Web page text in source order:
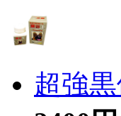
超強